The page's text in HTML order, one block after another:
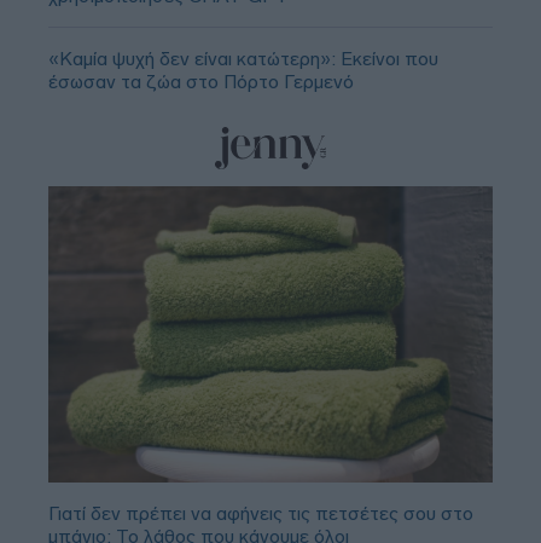
«Καμία ψυχή δεν είναι κατώτερη»: Εκείνοι που
έσωσαν τα ζώα στο Πόρτο Γερμενό
Γιατί δεν πρέπει να αφήνεις τις πετσέτες σου στο
μπάνιο; Το λάθος που κάνουμε όλοι